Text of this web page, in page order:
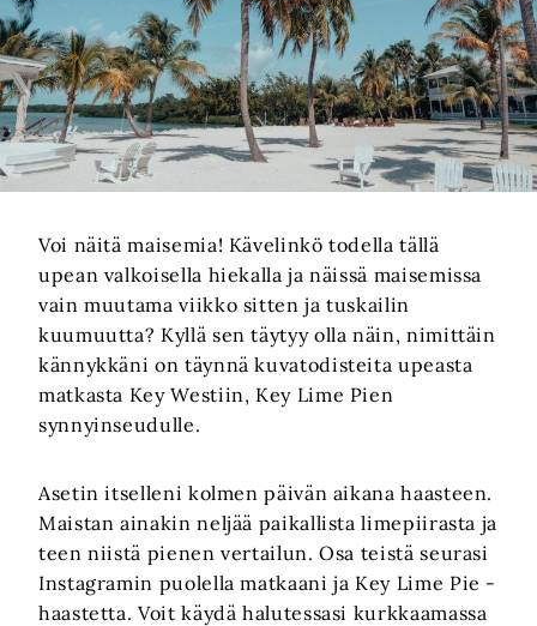
Voi näitä maisemia! Kävelinkö todella tällä
upean valkoisella hiekalla ja näissä maisemissa
vain muutama viikko sitten ja tuskailin
kuumuutta? Kyllä sen täytyy olla näin, nimittäin
kännykkäni on täynnä kuvatodisteita upeasta
matkasta Key Westiin, Key Lime Pien
synnyinseudulle.
Asetin itselleni kolmen päivän aikana haasteen.
Maistan ainakin neljää paikallista limepiirasta ja
teen niistä pienen vertailun. Osa teistä seurasi
Instagramin puolella matkaani ja Key Lime Pie -
haastetta. Voit käydä halutessasi kurkkaamassa